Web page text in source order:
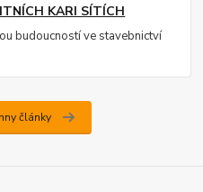
KARI SÍTÍCH
budoucností ve stavebnictví
články